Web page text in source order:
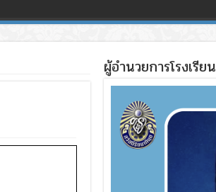
ผู้อำนวยการโรงเรียน